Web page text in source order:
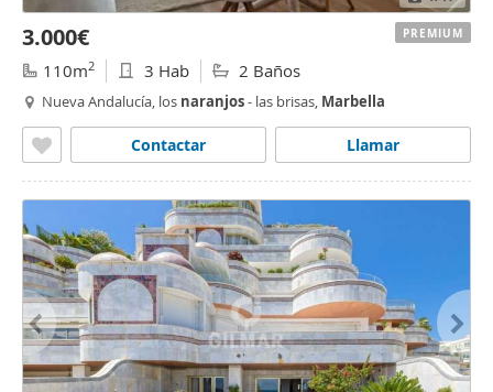
3.000€
110m2 3 Hab 2 Baños
Nueva Andalucía, los naranjos- las brisas, Marbella
Llamar
Contactar
PREMIUM